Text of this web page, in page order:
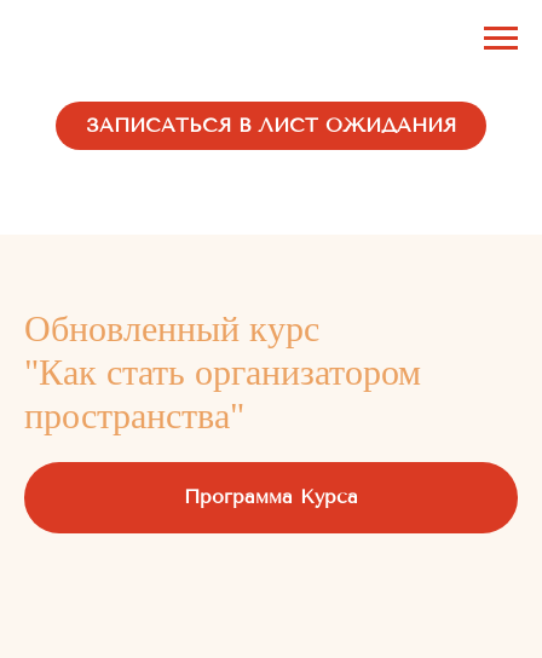
ЗАПИСАТЬСЯ В ЛИСТ ОЖИДАНИЯ
Обновленный курс
"Как стать организатором
пространства"
Программа Курса